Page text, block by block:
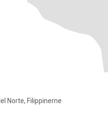
Norte, Filippinerne